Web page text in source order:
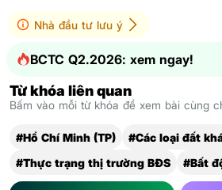
Nhà đầu tư lưu ý
BCTC Q2.2026: xem ngay!
Từ khóa liên quan
Bấm vào mỗi từ khóa để xem bài cùng
#Hồ Chí Minh (TP)
#Các loại đất
#Thực trạng thị trường BĐS
#Bất